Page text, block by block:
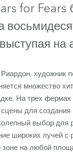
Robe
for Fears
выступая на
художник
множество
На трех фермах
для
выбор для
широких лучей с
на любой